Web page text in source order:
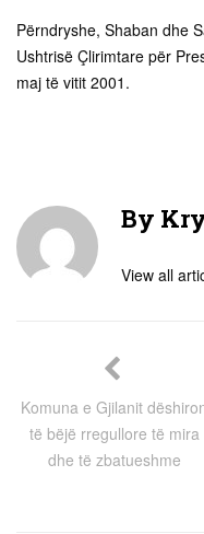
Përndryshe, Shaban dhe
Ushtrisë Çlirimtare për
maj të vitit 2001.
By
View all
Komuna e Gjilanit
të bëjë rregullore të mira
dhe të zbatueshme